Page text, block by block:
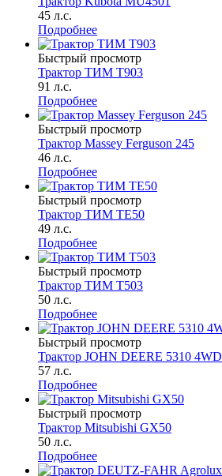
45 л.с.
Подробнее
Быстрый просмотр
Трактор ТИМ Т903
91 л.с.
Подробнее
Быстрый просмотр
Трактор Massey Ferguson 245
46 л.с.
Подробнее
Быстрый просмотр
Трактор ТИМ ТЕ50
49 л.с.
Подробнее
Быстрый просмотр
Трактор ТИМ Т503
50 л.с.
Подробнее
Быстрый просмотр
Трактор JOHN DEERE 5310 4WD
57 л.с.
Подробнее
Быстрый просмотр
Трактор Mitsubishi GX50
50 л.с.
Подробнее